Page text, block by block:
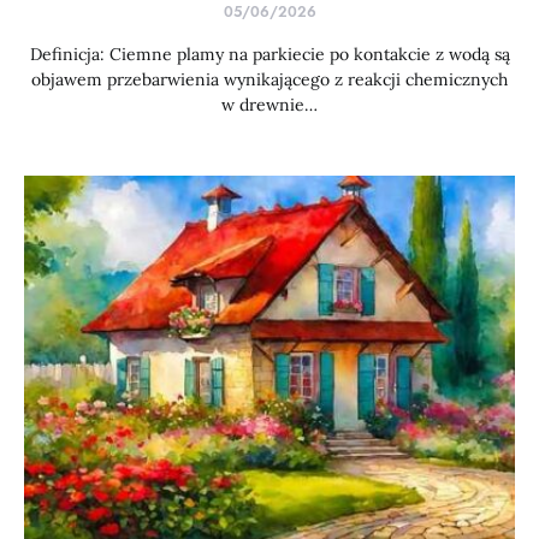
05/06/2026
Definicja: Ciemne plamy na parkiecie po kontakcie z wodą są
objawem przebarwienia wynikającego z reakcji chemicznych
w drewnie…